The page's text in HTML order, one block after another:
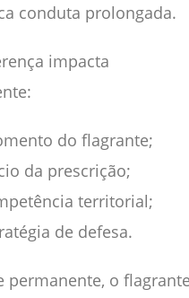
conduta prolongada.
impacta
do flagrante;
da prescrição;
territorial;
de defesa.
permanente, o flagrante